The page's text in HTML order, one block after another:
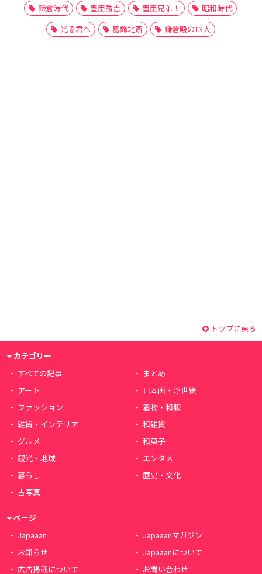
鎌倉時代
豊臣秀吉 豊臣兄弟！
昭和時代
光る君へ
葛飾北斎 鎌倉殿の13人
トップに戻る
カテゴリー
すべての記事
まとめ
アート
日本画・浮世絵
ファッション
着物・和服
雑貨・インテリア
和雑貨
グルメ
和菓子
観光・地域
エンタメ
暮らし
歴史・文化
古写真
ページ
Japaaan
Japaaanマガジン
お知らせ
Japaaanについて
広告掲載について
お問い合わせ